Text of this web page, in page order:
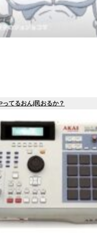
てるおんj民おるか？